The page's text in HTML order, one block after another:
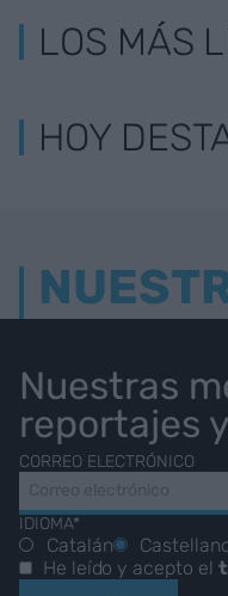
LOS MÁS
HOY
Nuestras
reportajes
CORREO ELECTRÓNICO
IDIOMA*
Catalán
He leído y acepto el